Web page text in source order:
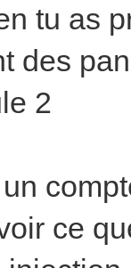
tu as
des
2
ce